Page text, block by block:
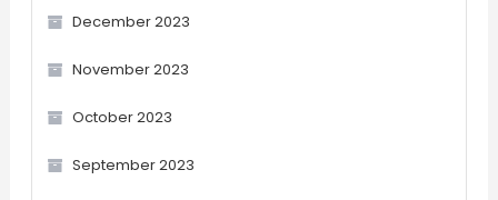
December 2023
November 2023
October 2023
September 2023